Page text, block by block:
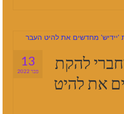
13
פבר 2022
להקת
את להיט